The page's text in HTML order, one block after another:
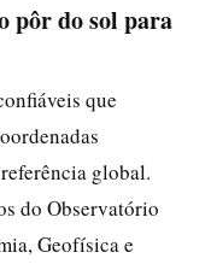
pôr do sol para
que
global.
do Observatório
Geofísica e